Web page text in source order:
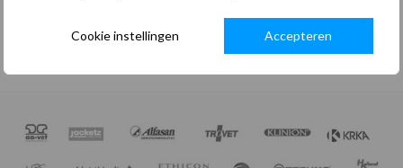
Cookie instellingen Accepteren